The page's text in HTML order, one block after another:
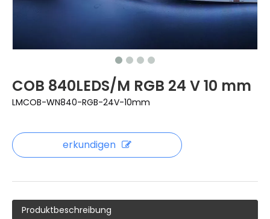
COB 840LEDS/M RGB 24 V 10 mm
LMCOB-WN840-RGB-24V-10mm
erkundigen
Produktbeschreibung